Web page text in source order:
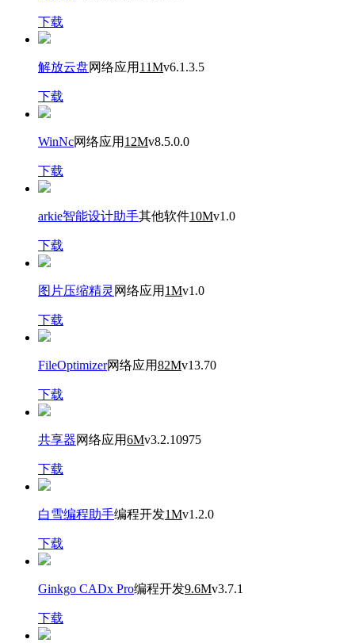
下载
解放云盘网络应用 11Mv6.1.3.5
下载
WinNc网络应用 12Mv8.5.0.0
下载
arkie智能设计助手其他软件10Mv1.0
下载
图片压缩精灵 网络应用 1Mv1.0
下载
FileOptimizer网络应用82Mv13.70
下载
共享器网络应用6Mv3.2.10975
下载
白雪编程助手编程开发1Mv1.2.0
下载
Ginkgo CADx Pro编程开发9.6Mv3.7.1
下载